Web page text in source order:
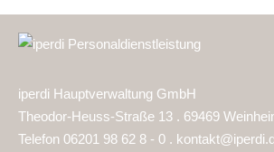
iperdi Hauptverwaltung GmbH
Theodor-Heuss-Straße 13 . 69469
Telefon 06201 98 62 8 - 0 .